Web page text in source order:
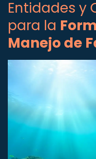
Entidades y
para la
Manejo de